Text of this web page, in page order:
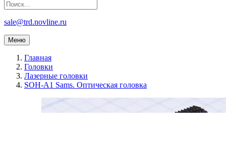
sale@trd.novline.ru
Меню
Главная
Головки
Лазерные головки
SOH-A1 Sams. Оптическая головка